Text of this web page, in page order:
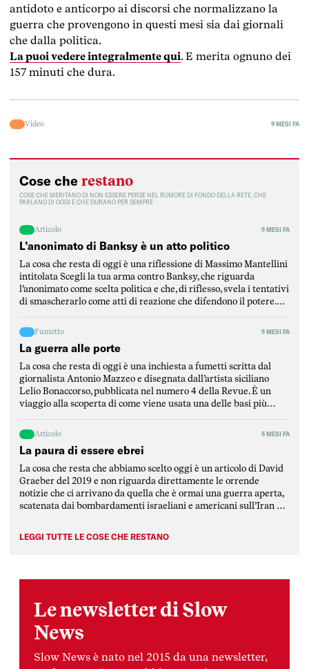
antidoto e anticorpo ai discorsi che normalizzano la
guerra che provengono in questi mesi sia dai giornali
che dalla politica.
La puoi vedere integralmente qui. E merita ognuno dei
157 minuti che dura.
Video 9 MESI FA
Cose che restano
COSE CHE MERITANO DI NON ESSERE PERSE NEL RUMORE DI FONDO DELLA RETE, CHE
PARLANO DI OGGI E CHE DURANO PER SEMPRE
Articolo 5 MESI FA
L’anonimato di Banksy è un atto politico
La cosa che resta di oggi è una riflessione di Massimo Mantellini
intitolata Scegli la tua arma contro Banksy, che riguarda
l’anonimato come scelta politica e che, di riflesso, svela i tentativi
di smascherarlo come atti di reazione che difendono il potere.
puntualizzare l’elemento fondamentale […]
Fumetto 5 MESI FA
La guerra alle porte
La cosa che resta di oggi è una inchiesta a fumetti scritta dal
giornalista Antonio Mazzeo e disegnata dall’artista siciliano
Lelio Bonaccorso, pubblicata nel numero 4 della Revue. È un
viaggio alla scoperta di come viene usata una delle basi più
Sicilia. L’inchiesta è stata scritta […]
Articolo 5 MESI FA
La paura di essere ebrei
La cosa che resta che abbiamo scelto oggi è un articolo di David
Graeber del 2019 e non riguarda direttamente le orrende
notizie che ci arrivano da quella che è ormai una guerra aperta,
scatenata dai bombardamenti israeliani e americani sull’Iran e
LEGGI TUTTE LE COSE CHE RESTANO
Le newsletter di Slow
News
Slow News è nato nel 2015 da una newsletter,